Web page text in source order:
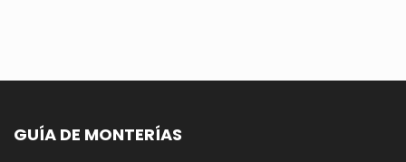
GUÍA DE MONTERÍAS